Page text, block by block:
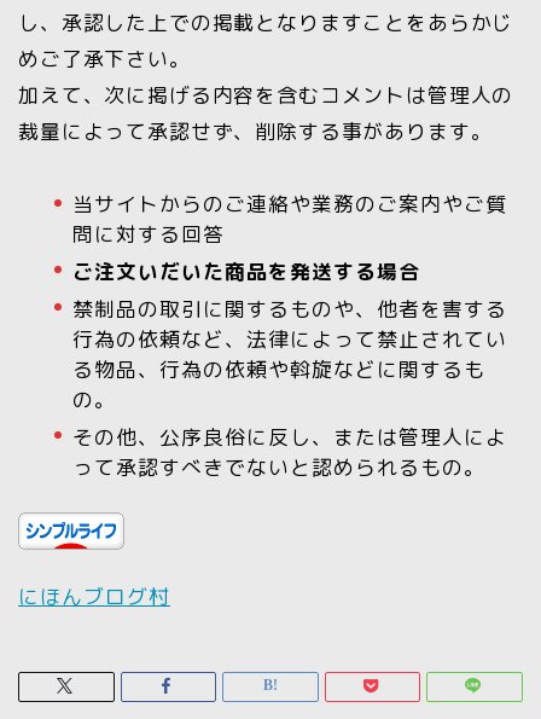
し、承認した上での掲載となりますことをあらかじ
めご了承下さい。
加えて、次に掲げる内容を含むコメントは管理人の
裁量によって承認せず、削除する事があります。
当サイトからのご連絡や業務のご案内やご質
問に対する回答
ご注文いだいた商品を発送する場合
禁制品の取引に関するものや、他者を害する
行為の依頼など、法律によって禁止されてい
る物品、行為の依頼や斡旋などに関するも
の。
その他、公序良俗に反し、または管理人によ
って承認すべきでないと認められるもの。
にほんブログ村